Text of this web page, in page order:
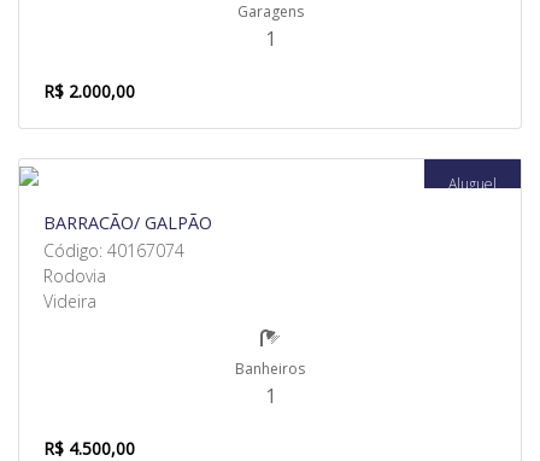
Garagens
1
R$ 2.000,00
Aluguel
BARRACÃO/ GALPÃO
Código: 40167074
Rodovia
Videira
Banheiros
1
R$ 4.500,00